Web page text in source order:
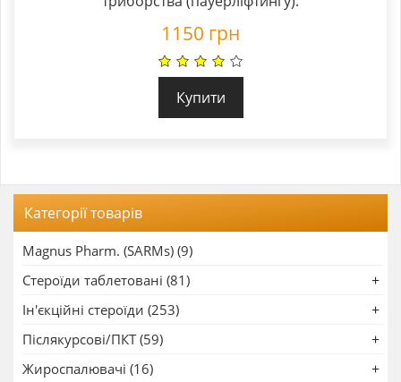
1150 грн
Купити
Категорії товарів
Magnus Pharm. (SARMs) (9)
Стероїди таблетовані (81)
Ін'єкційні стероїди (253)
Післякурсові/ПКТ (59)
Жироспалювачі (16)